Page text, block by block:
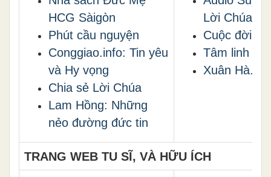
HCG Sàigòn
Phút cầu nguyện
Conggiao.info: Tin yêu
và Hy vọng
Chia sẻ Lời Chúa
Lam Hồng: Những
nẻo đường đức tin
Lời Chúa
Cuộc đời
Tâm linh
Xuân Hà.net
TRANG WEB TU SĨ, VÀ HỮU ÍCH